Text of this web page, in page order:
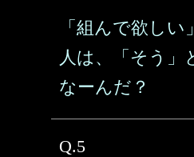
「組んで欲し
人は、「そう」
なーんだ？
Q.5